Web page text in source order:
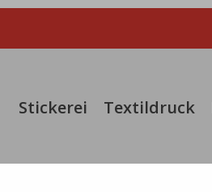
Stickerei Textildruck